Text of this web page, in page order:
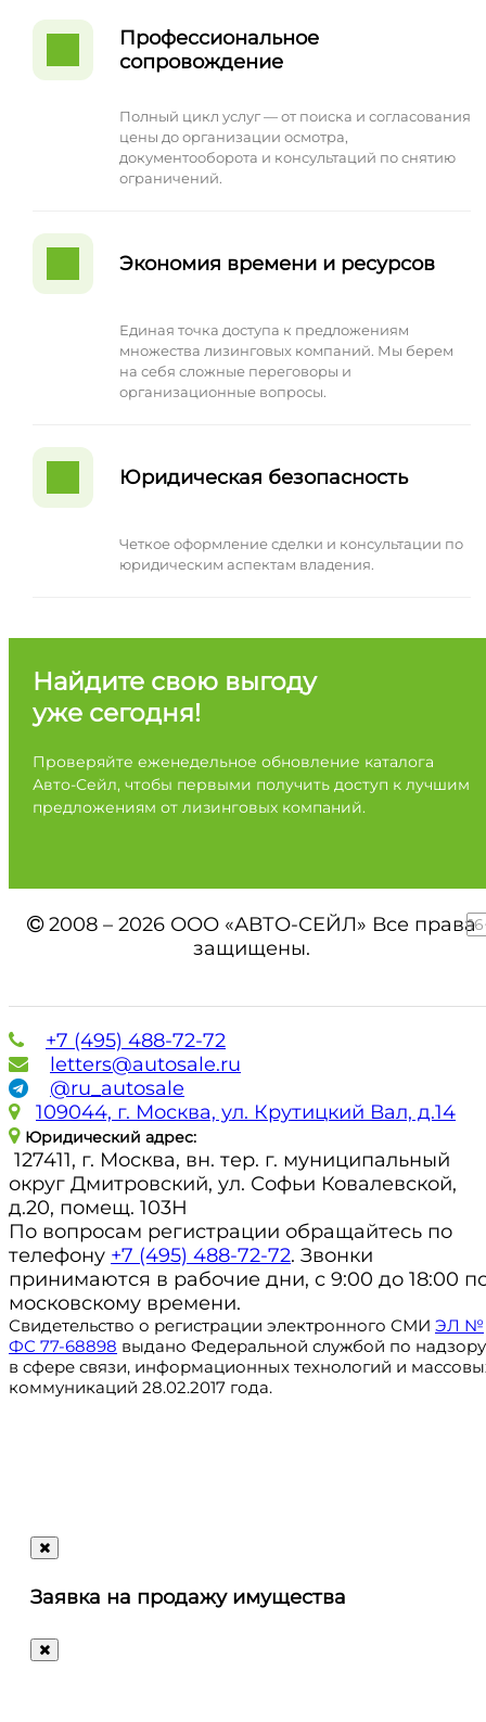
Профессиональное
сопровождение
Полный цикл услуг — от поиска и согласования
цены до организации осмотра,
документооборота и консультаций по снятию
ограничений.
Экономия времени и ресурсов
Единая точка доступа к предложениям
множества лизинговых компаний. Мы берем
на себя сложные переговоры и
организационные вопросы.
Юридическая безопасность
Четкое оформление сделки и консультации по
юридическим аспектам владения.
Найдите свою выгоду
уже сегодня!
Проверяйте еженедельное обновление каталога
Авто-Сейл, чтобы первыми получить доступ к лучшим
предложениям от лизинговых компаний.
2008 – 2026 ООО «АВТО-СЕЙЛ» Все права
защищены.
+7 (495) 488-72-72
letters@autosale.ru
@ru_autosale
109044, г. Москва, ул. Крутицкий Вал, д.14
Юридический адрес:
127411, г. Москва, вн. тер. г. муниципальный
округ Дмитровский, ул. Софьи Ковалевской,
д.20, помещ. 103Н
По вопросам регистрации обращайтесь по
телефону +7 (495) 488-72-72. Звонки
принимаются в рабочие дни, с 9:00 до 18:00
московскому времени.
Свидетельство о регистрации электронного СМИ ЭЛ №
ФС 77-68898 выдано Федеральной службой по надзору
в сфере связи, информационных технологий и
коммуникаций 28.02.2017 года.
letters@autosale.ru
Ответим
Заявка на продажу имущества